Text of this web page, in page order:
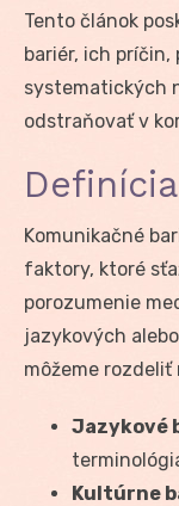
Tento článok
bariér, ich
systematických
odstraňovať v
Komunikačné
faktory, ktoré
porozumenie
jazykových
môžeme rozdeliť
Jazykové
Kultúrne